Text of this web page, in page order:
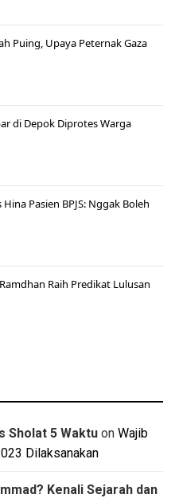
Puing, Upaya Peternak Gaza
di Depok Diprotes Warga
Pasien BPJS: Nggak Boleh
Raih Predikat Lulusan
Sholat 5 Waktu on Wajib
Dilaksanakan
Kenali Sejarah dan